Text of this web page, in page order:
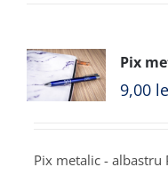
Pix
9,00
Pix metalic - albastru